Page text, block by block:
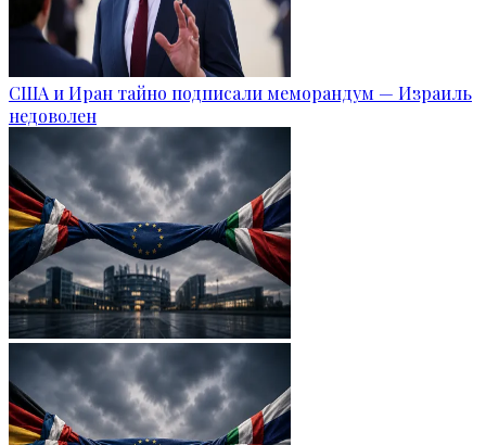
США и Иран тайно подписали меморандум — Израиль
недоволен